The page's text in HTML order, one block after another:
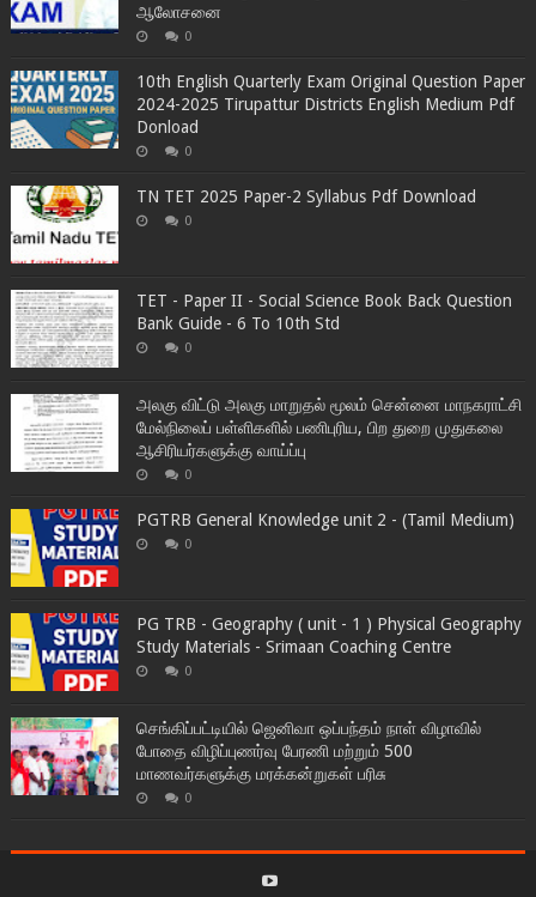
ஆலோசனை
0
10th English Quarterly Exam Original Question Paper
2024-2025 Tirupattur Districts English Medium Pdf
Donload
0
TN TET 2025 Paper-2 Syllabus Pdf Download
0
TET - Paper II - Social Science Book Back Question
Bank Guide - 6 To 10th Std
0
அலகு விட்டு அலகு மாறுதல் மூலம் சென்னை மாநகராட்சி
மேல்நிலைப் பள்ளிகளில் பணிபுரிய, பிற துறை முதுகலை
ஆசிரியர்களுக்கு வாய்ப்பு
0
PGTRB General Knowledge unit 2 - (Tamil Medium)
0
PG TRB - Geography ( unit - 1 ) Physical Geography
Study Materials - Srimaan Coaching Centre
0
செங்கிப்பட்டியில் ஜெனிவா ஒப்பந்தம் நாள் விழாவில்
போதை விழிப்புணர்வு பேரணி மற்றும் 500
மாணவர்களுக்கு மரக்கன்றுகள் பரிசு
0